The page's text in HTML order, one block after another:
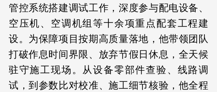
管控系统搭建调试工作，深度参与配电设备、
空压机、空调机组等十余项重点配套工程建
设。为保障项目按期高质量落地，他带领团队
打破作息时间界限、放弃节假日休息，全天候
驻守施工现场。从设备零部件查验、线路调
试，到参数比对校准、施工细节核验，他全程